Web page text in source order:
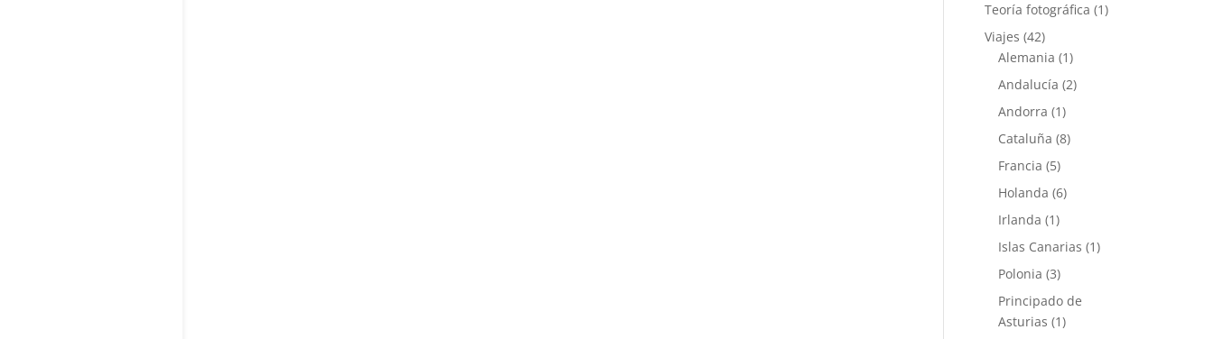
Teoría fotográfica (1)
Viajes (42)
Alemania (1)
Andalucía (2)
Andorra (1)
Cataluña (8)
Francia (5)
Holanda (6)
Irlanda (1)
Islas Canarias (1)
Polonia (3)
Principado de
Asturias (1)